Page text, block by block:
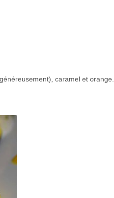
caramel et orange.